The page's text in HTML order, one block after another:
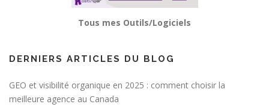
Tous mes Outils/Logiciels
DERNIERS ARTICLES DU BLOG
GEO et visibilité organique en 2025 : comment choisir la
meilleure agence au Canada